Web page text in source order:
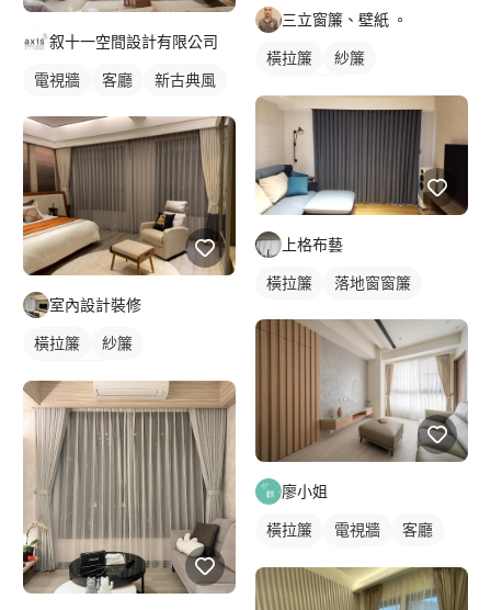
叙十一空間設計有限公司
電視牆 客廳 新古典風
室內設計裝修
橫拉簾
紗簾
三立窗簾、壁紙 。
橫拉簾
紗簾
上格布藝
橫拉簾 落地窗窗簾
廖小姐
橫拉簾 電視牆
客廳
落地窗窗簾